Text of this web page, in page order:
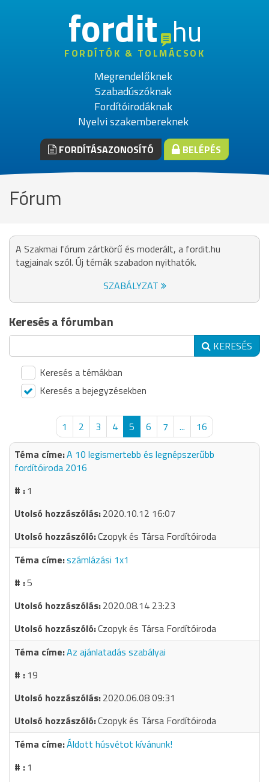
fordithu
FORDÍTÓK & TOLMÁCSOK
Megrendelőknek
Szabadúszóknak
Fordítóirodáknak
Nyelvi szakembereknek
FORDÍTÁSAZONOSÍTÓ BELÉPÉS
Fórum
A Szakmai fórum zártkörű és moderált, a fordit.hu
tagjainak szól. Új témák szabadon nyithatók.
SZABÁLYZAT
Keresés a fórumban
KERESÉS
Keresés a témákban
Keresés a bejegyzésekben
1 2 3 4 5 6 7 ...
16
A 10 legismertebb és legnépszerűbb
fordítóiroda 2016
1
2020.10.12 16:07
Czopyk és Társa Fordítóiroda
számlázási 1x1
5
2020.08.14 23:23
Czopyk és Társa Fordítóiroda
Az ajánlatadás szabályai
19
2020.06.08 09:31
Czopyk és Társa Fordítóiroda
Áldott húsvétot kívánunk!
1